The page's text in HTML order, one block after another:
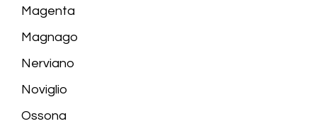
Magenta
Magnago
Nerviano
Noviglio
Ossona